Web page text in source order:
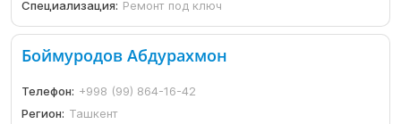
Специализация: Ремонт под ключ
Боймуродов Абдурахмон
Телефон: +998 (99) 864-16-42
Регион: Ташкент